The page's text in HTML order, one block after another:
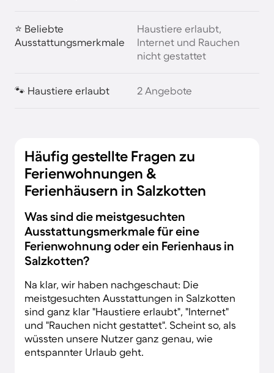
⭐ Beliebte
Ausstattungsmerkmale
Haustiere erlaubt,
Internet und Rauchen
nicht gestattet
🐾 Haustiere erlaubt 2 Angebote
Häufig gestellte Fragen zu
Ferienwohnungen &
Ferienhäusern in Salzkotten
Was sind die meistgesuchten
Ausstattungsmerkmale für eine
Ferienwohnung oder ein Ferienhaus in
Salzkotten?
Na klar, wir haben nachgeschaut: Die
meistgesuchten Ausstattungen in Salzkotten
sind ganz klar "Haustiere erlaubt", "Internet"
und "Rauchen nicht gestattet". Scheint so, als
wüssten unsere Nutzer ganz genau, wie
entspannter Urlaub geht.